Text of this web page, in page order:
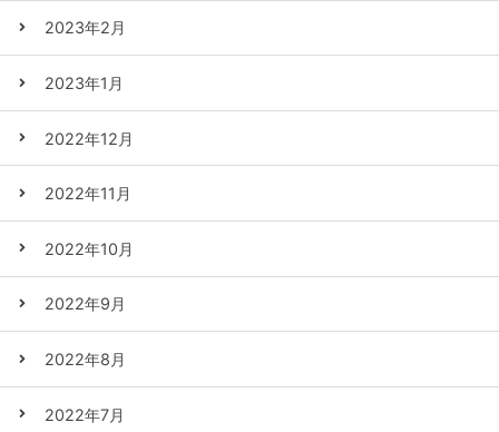
2023年2月
2023年1月
2022年12月
2022年11月
2022年10月
2022年9月
2022年8月
2022年7月